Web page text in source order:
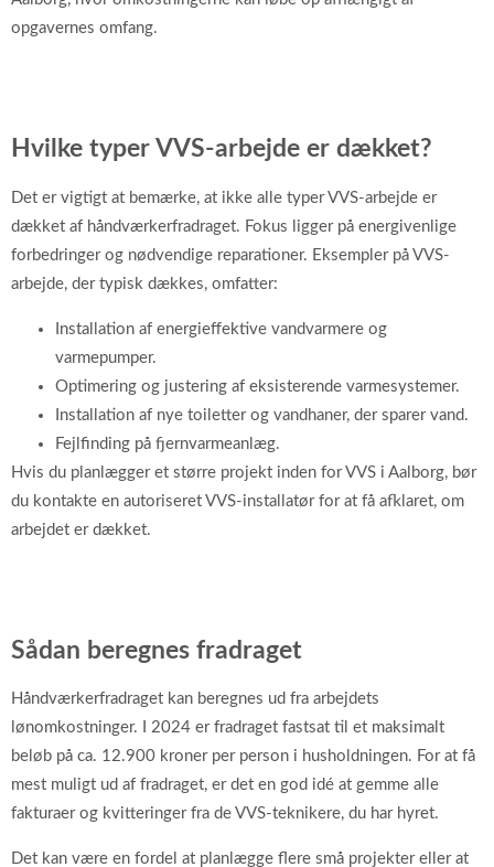
opgavernes omfang.
Hvilke typer VVS-arbejde er dækket?
Det er vigtigt at bemærke, at ikke alle typer VVS-arbejde er
dækket af håndværkerfradraget. Fokus ligger på energivenlige
forbedringer og nødvendige reparationer. Eksempler på VVS-
arbejde, der typisk dækkes, omfatter:
Installation af energieffektive vandvarmere og
varmepumper.
Optimering og justering af eksisterende varmesystemer.
Installation af nye toiletter og vandhaner, der sparer vand.
Fejlfinding på fjernvarmeanlæg.
Hvis du planlægger et større projekt inden for VVS i Aalborg, bør
du kontakte en autoriseret VVS-installatør for at få afklaret, om
arbejdet er dækket.
Sådan beregnes fradraget
Håndværkerfradraget kan beregnes ud fra arbejdets
lønomkostninger. I 2024 er fradraget fastsat til et maksimalt
beløb på ca. 12.900 kroner per person i husholdningen. For at få
mest muligt ud af fradraget, er det en god idé at gemme alle
fakturaer og kvitteringer fra de VVS-teknikere, du har hyret.
Det kan være en fordel at planlægge flere små projekter eller at